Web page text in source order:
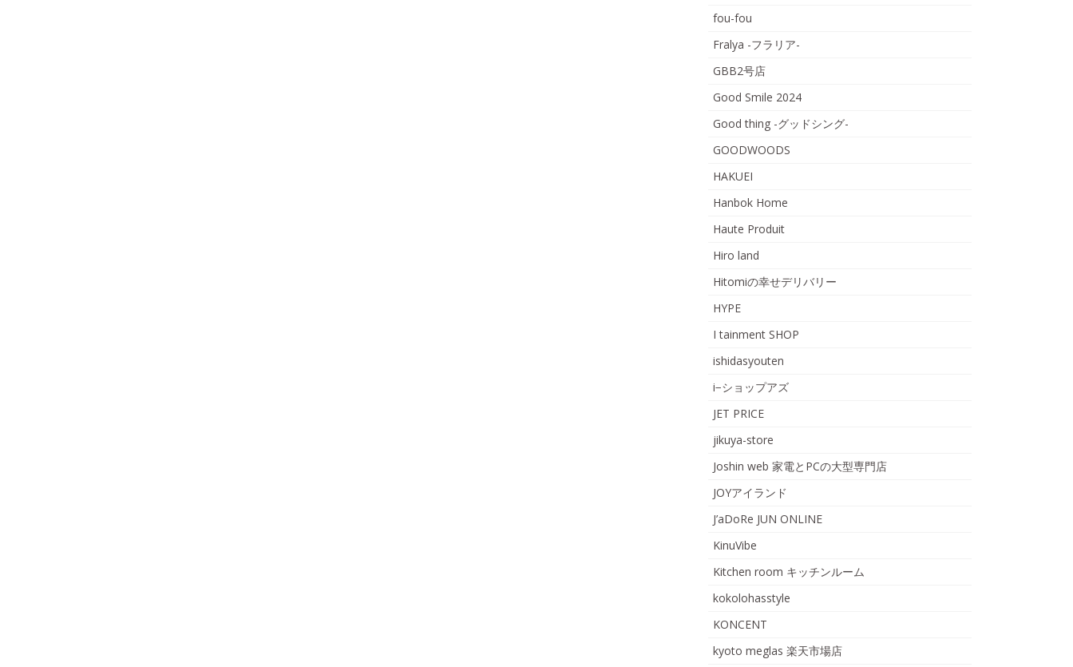
fou-fou
Fralya -フラリア-
GBB2号店
Good Smile 2024
Good thing -グッドシング-
GOODWOODS
HAKUEI
Hanbok Home
Haute Produit
Hiro land
Hitomiの幸せデリバリー
HYPE
I tainment SHOP
ishidasyouten
i−ショップアズ
JET PRICE
jikuya-store
Joshin web 家電とPCの大型専門店
JOYアイランド
J’aDoRe JUN ONLINE
KinuVibe
Kitchen room キッチンルーム
kokolohasstyle
KONCENT
kyoto meglas 楽天市場店